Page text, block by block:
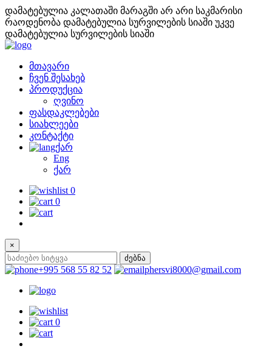
დამატებულია კალათაში მარაგში არ არი საკმარისი
რაოდენობა დამატებულია სურვილების სიაში უკვე
დამატებულია სურვილების სიაში
მთავარი
ჩვენ შესახებ
პროდუქცია
ღვინო
ფასდაკლებები
სიახლეები
კონტაქტი
ქარ
Eng
ქარ
0
0
×
ძებნა
+995 568 55 82 52 phersvi8000@gmail.com
0